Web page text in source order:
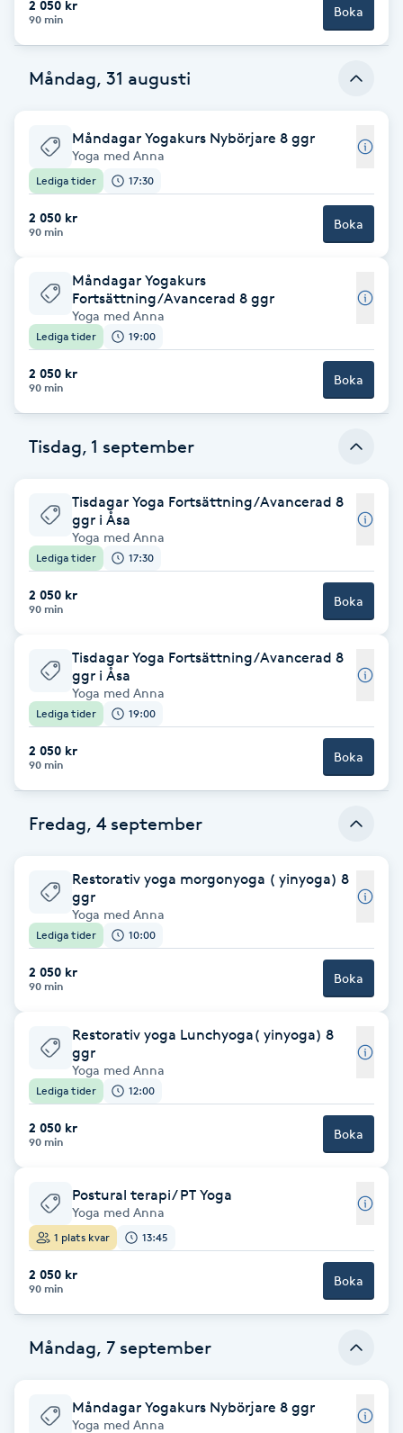
Fotsvamp
Fotvård
Fransborttagning
Fransfärgning
Fransförlängning Megavolym
Fransförlängning Volym
Frekvensterapi
Friskvård
Frisör
Funktionsanalys
Färgning
Föning
Gel naglar
Gelenaglar
Gellack med förstärkning
Gravidmassage
Gravidyoga
Gruppträning
Gua Sha-massage
Hatha Yoga
Healing
2 050 kr
90 min
Boka
Måndag, 31 augusti
Måndagar Yogakurs Nybörjare 8 ggr
Yoga med Anna
Lediga tider 17:30
2 050 kr
90 min
Boka
Måndagar Yogakurs
Fortsättning/Avancerad 8 ggr
Yoga med Anna
Lediga tider 19:00
2 050 kr
90 min
Boka
Tisdag, 1 september
Tisdagar Yoga Fortsättning/Avancerad 8
ggr i Åsa
Yoga med Anna
Lediga tider 17:30
2 050 kr
90 min
Boka
Tisdagar Yoga Fortsättning/Avancerad 8
ggr i Åsa
Yoga med Anna
Lediga tider 19:00
2 050 kr
90 min
Boka
Fredag, 4 september
Restorativ yoga morgonyoga ( yinyoga) 8
ggr
Yoga med Anna
Lediga tider 10:00
2 050 kr
90 min
Boka
Restorativ yoga Lunchyoga( yinyoga) 8
ggr
Yoga med Anna
Lediga tider 12:00
2 050 kr
90 min
Boka
Postural terapi/ PT Yoga
Yoga med Anna
1 plats kvar 13:45
2 050 kr
90 min
Boka
Måndag, 7 september
Måndagar Yogakurs Nybörjare 8 ggr
Yoga med Anna